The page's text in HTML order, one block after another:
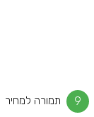
9 תמורה למחיר